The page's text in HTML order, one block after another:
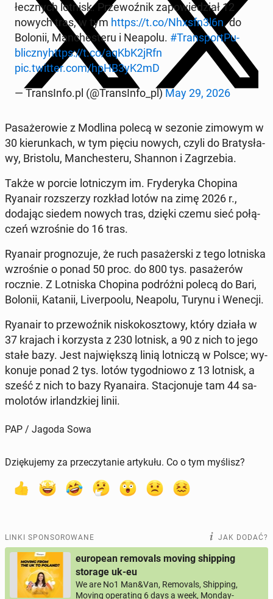
łecz­nych lotnisk. Prze­woź­nik za­po­wie­dział 12
nowych tras, w tym https://t.co/Nhxsfn3l6n. do
Bolonii, Man­che­ste­ru i Neapolu. #Trans­port­Pu­
blicz­nyhttps://t.co/aqKbK2jRfn
pic.twitter.com/hpHB3yK2mD
— Trans­In­fo.pl (@Trans­In­fo_pl) May 29, 2026
Pa­sa­że­ro­wie z Modlina polecą w sezonie zimowym w
30 kie­run­kach, w tym pięciu nowych, czyli do Bra­ty­sła­
wy, Bri­sto­lu, Man­che­ste­ru, Shannon i Za­grze­bia.
Także w porcie lot­ni­czym im. Fry­de­ry­ka Chopina
Ryanair roz­sze­rzy rozkład lotów na zimę 2026 r.,
dodając siedem nowych tras, dzięki czemu sieć po­łą­
czeń wzro­śnie do 16 tras.
Ryanair pro­gno­zu­je, że ruch pa­sa­żer­ski z tego lot­ni­ska
wzro­śnie o ponad 50 proc. do 800 tys. pa­sa­że­rów
rocznie. Z Lot­ni­ska Chopina po­dróż­ni polecą do Bari,
Bolonii, Katanii, Li­ver­po­olu, Neapolu, Turynu i Wenecji.
Ryanair to prze­woź­nik ni­sko­kosz­to­wy, który działa w
37 krajach i ko­rzy­sta z 230 lotnisk, a 90 z nich to jego
stałe bazy. Jest naj­więk­szą linią lot­ni­czą w Polsce; wy­
ko­nu­je ponad 2 tys. lotów ty­go­dnio­wo z 13 lotnisk, a
sześć z nich to bazy Ry­ana­ira. Sta­cjo­nu­je tam 44 sa­
mo­lo­tów ir­landz­kiej linii.
PAP / Jagoda Sowa
Dziękujemy za przeczytanie artykułu. Co o tym myślisz?
LINKI SPONSOROWANE JAK DODAĆ?
european removals moving shipping
storage uk-eu
We are No1 Man&Van, Removals, Shipping,
Moving operating 6 days a week, Monday-